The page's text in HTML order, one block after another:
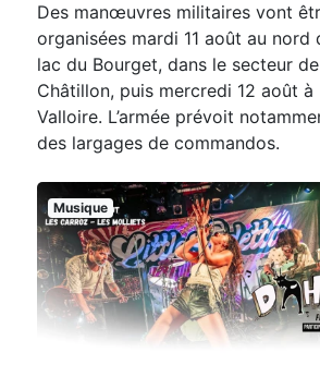
Des manœuvres militaires vont
organisées mardi 11 août au nord
lac du Bourget, dans le secteur de
Châtillon, puis mercredi 12 août à
Valloire. L’armée prévoit
des largages de commandos.
Musique